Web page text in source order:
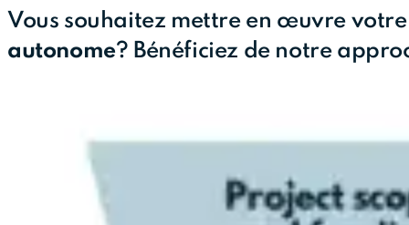
Vous souhaitez mettre en œuvre
autonome? Bénéficiez de notre